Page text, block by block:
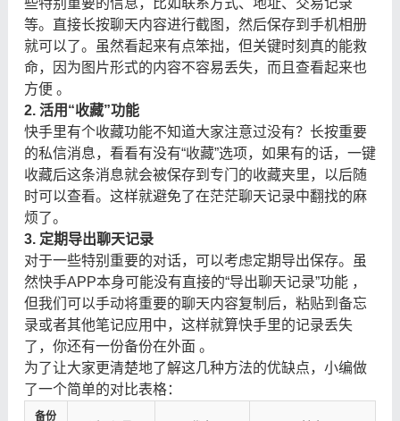
等。直接长按聊天内容进行截图，然后保存到手机相册
就可以了。虽然看起来有点笨拙，但关键时刻真的能救
命，因为图片形式的内容不容易丢失，而且查看起来也
方便 。
2. 活用“收藏”功能
快手里有个收藏功能不知道大家注意过没有？长按重要
的私信消息，看看有没有“收藏”选项，如果有的话，一键
收藏后这条消息就会被保存到专门的收藏夹里，以后随
时可以查看。这样就避免了在茫茫聊天记录中翻找的麻
烦了。
3. 定期导出聊天记录
对于一些特别重要的对话，可以考虑定期导出保存。虽
然快手APP本身可能没有直接的“导出聊天记录”功能 ，
但我们可以手动将重要的聊天内容复制后，粘贴到备忘
录或者其他笔记应用中，这样就算快手里的记录丢失
了，你还有一份备份在外面 。
为了让大家更清楚地了解这几种方法的优缺点，小编做
了一个简单的对比表格：
备份